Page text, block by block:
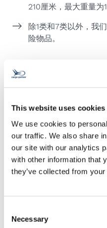
This website uses cookies
We use cookies to
our traffic. We also share
our site with our analytics
with other information that
they’ve collected from
Selection
Necessary
210厘米，最大重量为
除1类和7类以外，我
险物品。
我们的FTL（整箱货车